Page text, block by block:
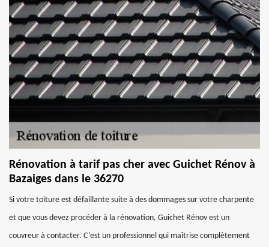
Rénovation à tarif pas cher avec Guichet Rénov à
Bazaiges dans le 36270
Si votre toiture est défaillante suite à des dommages sur votre charpente
et que vous devez procéder à la rénovation, Guichet Rénov est un
couvreur à contacter. C’est un professionnel qui maîtrise complètement